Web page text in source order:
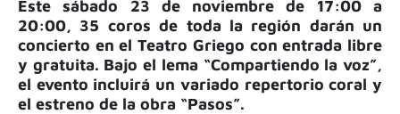
Este sábado 23 de noviembre de 17:00 a
20:00, 35 coros de toda la región darán un
concierto en el Teatro Griego con entrada libre
y gratuita. Bajo el lema “Compartiendo la voz”,
el evento incluirá un variado repertorio coral y
el estreno de la obra “Pasos”.